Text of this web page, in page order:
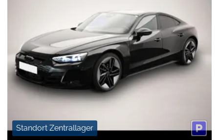
Standort Zentrallager